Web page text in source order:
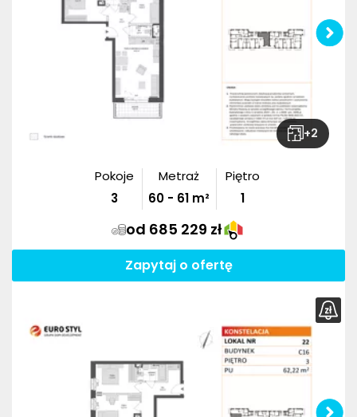
+2
Pokoje
3
Metraż
60- 61m²
Piętro
1
od 685 229 zł
Zapytaj o ofertę